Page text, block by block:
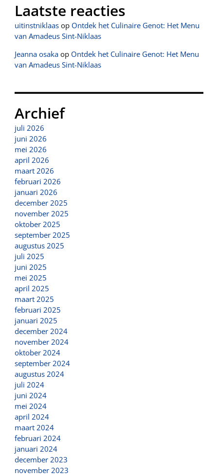
Laatste reacties
uitinstniklaas op Ontdek het Culinaire Genot: Het Menu
van Amadeus Sint-Niklaas
Jeanna osaka op Ontdek het Culinaire Genot: Het Menu
van Amadeus Sint-Niklaas
Archief
juli 2026
juni 2026
mei 2026
april 2026
maart 2026
februari 2026
januari 2026
december 2025
november 2025
oktober 2025
september 2025
augustus 2025
juli 2025
juni 2025
mei 2025
april 2025
maart 2025
februari 2025
januari 2025
december 2024
november 2024
oktober 2024
september 2024
augustus 2024
juli 2024
juni 2024
mei 2024
april 2024
maart 2024
februari 2024
januari 2024
december 2023
november 2023